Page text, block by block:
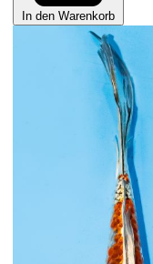
In den Warenkorb